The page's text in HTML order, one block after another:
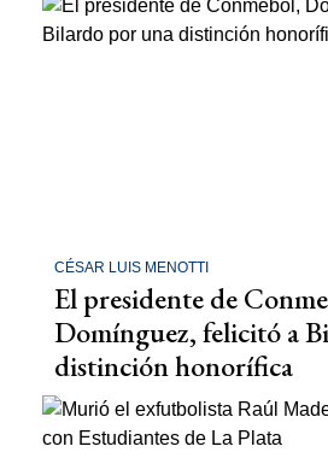
CÉSAR LUIS MENOTTI
El presidente de
Domínguez, felicitó a
distinción honorífica